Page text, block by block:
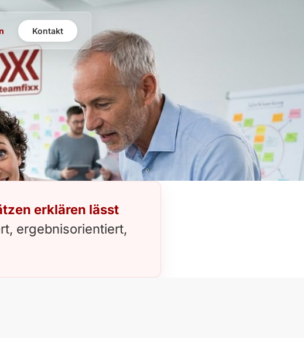
Kontakt
erklären lässt
ergebnisorientiert,